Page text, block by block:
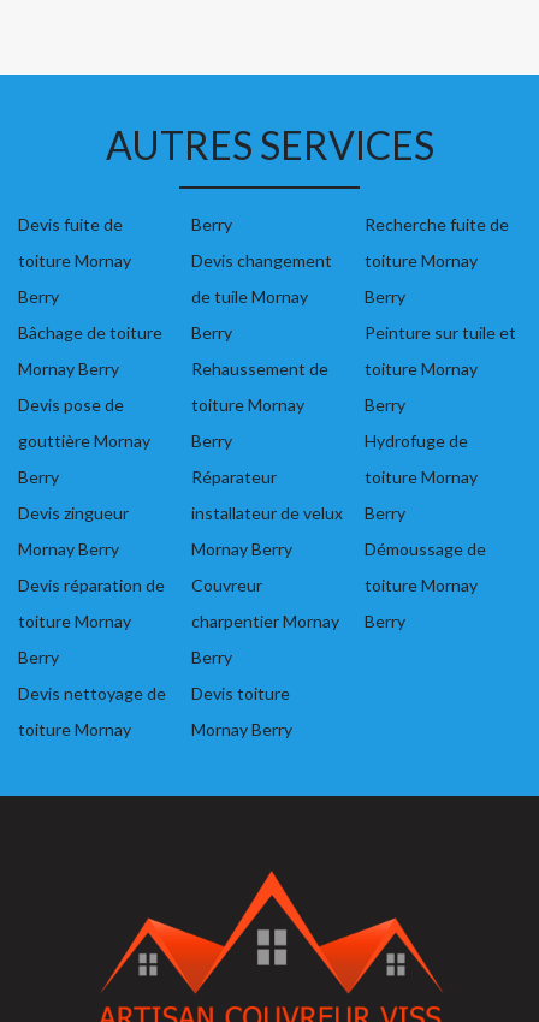
AUTRES SERVICES
Devis fuite de
toiture Mornay
Berry
Bâchage de toiture
Mornay Berry
Devis pose de
gouttière Mornay
Berry
Devis zingueur
Mornay Berry
Devis réparation de
toiture Mornay
Berry
Devis nettoyage de
toiture Mornay
Berry
Devis changement
de tuile Mornay
Berry
Rehaussement de
toiture Mornay
Berry
Réparateur
installateur de velux
Mornay Berry
Couvreur
charpentier Mornay
Berry
Devis toiture
Mornay Berry
Recherche fuite de
toiture Mornay
Berry
Peinture sur tuile et
toiture Mornay
Berry
Hydrofuge de
toiture Mornay
Berry
Démoussage de
toiture Mornay
Berry